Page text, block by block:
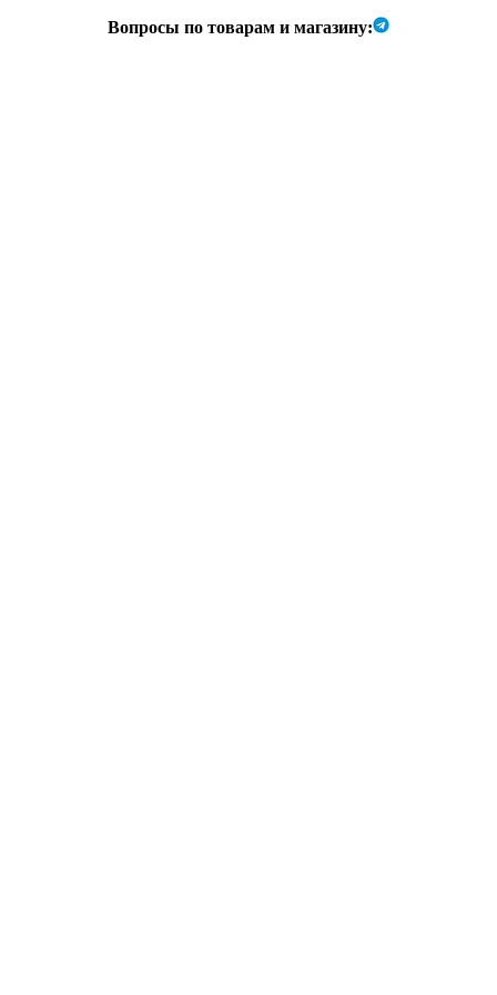
Вопросы по товарам и магазину: